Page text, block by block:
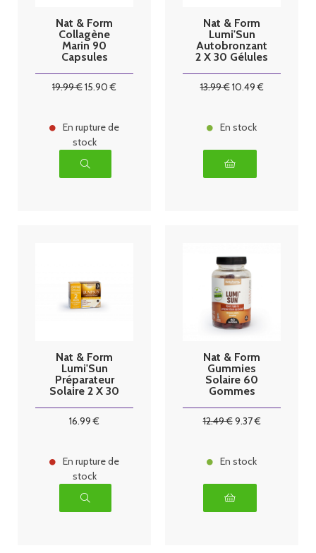
Nat & Form
Collagène
Marin 90
Capsules
19.99€15.90 €
En rupture de
stock
Nat & Form
Lumi'Sun
Autobronzant
2 X 30 Gélules
13.99€10.49€
En stock
Nat & Form
Lumi'Sun
Préparateur
Solaire 2 X 30
16.99 €
En rupture de
stock
Nat & Form
Gummies
Solaire 60
Gommes
12.49€9.37€
En stock